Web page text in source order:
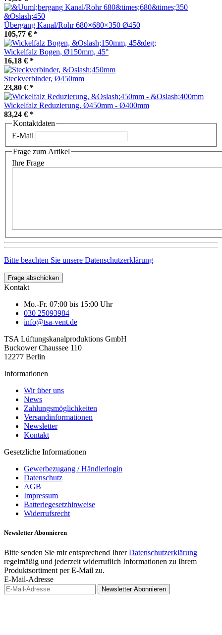
Übergang Kanal/Rohr 680×680×350 Ø450
105,77 € *
Wickelfalz Bogen, Ø150mm, 45°
16,18 € *
Steckverbinder, Ø450mm
23,80 € *
Wickelfalz Reduzierung, Ø450mm - Ø400mm
83,24 € *
Kontaktdaten
E-Mail
Frage zum Artikel
Ihre Frage
Bitte beachten Sie unsere Datenschutzerklärung
Frage abschicken
Kontakt
Mo.-Fr. 07:00 bis 15:00 Uhr
030 25093984
info@tsa-vent.de
TSA Lüftungskanal­produktions GmbH
Buckower Chaussee 110
12277 Berlin
Informationen
Wir über uns
News
Zahlungsmöglichkeiten
Versandinformationen
Newsletter
Kontakt
Gesetzliche Informationen
Gewerbezugang / Händlerlogin
Datenschutz
AGB
Impressum
Batteriegesetzhinweise
Widerrufsrecht
NewsletterAbonnieren
Bitte senden Sie mir entsprechend IhrerDatenschutzerklärung
regelmäßig und jederzeit widerruflich Informationen zu Ihrem
Produktsortiment per E-Mail zu.
E-Mail-Adresse
Newsletter Abonnieren